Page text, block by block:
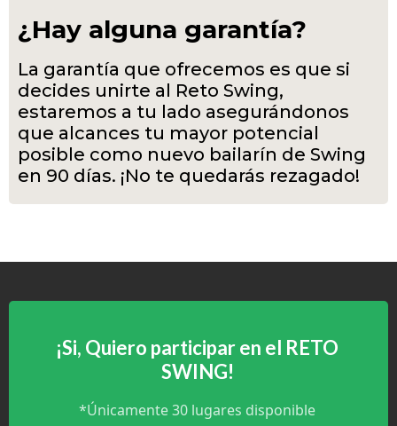
¿Hay alguna garantía?
La garantía que ofrecemos es que si
decides unirte al Reto Swing,
estaremos a tu lado asegurándonos
que alcances tu mayor potencial
posible como nuevo bailarín de Swing
en 90 días. ¡No te quedarás rezagado!
¡Si, Quiero participar en el RETO
SWING!
*Únicamente 30 lugares disponible